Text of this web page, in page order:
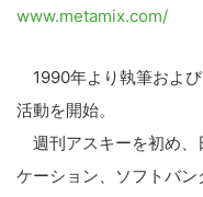
www.metamix.com/
1990年より執筆およ
活動を開始。
週刊アスキーを初め、
ケーション、ソフトバ